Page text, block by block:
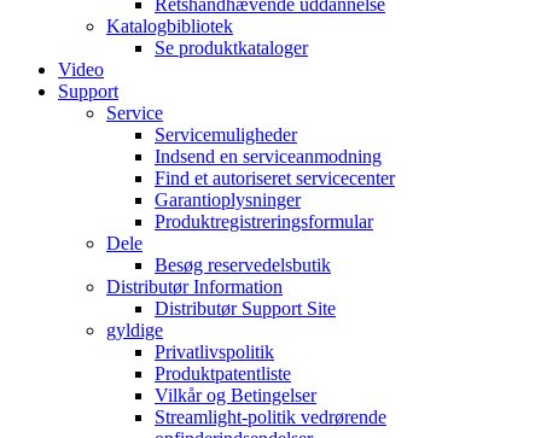
Retshåndhævende uddannelse
Katalogbibliotek
Se produktkataloger
Video
Support
Service
Servicemuligheder
Indsend en serviceanmodning
Find et autoriseret servicecenter
Garantioplysninger
Produktregistreringsformular
Dele
Besøg reservedelsbutik
Distributør Information
Distributør Support Site
gyldige
Privatlivspolitik
Produktpatentliste
Vilkår og Betingelser
Streamlight-politik vedrørende